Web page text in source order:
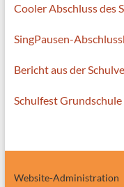
Cooler Abschluss des
SingPausen-
Bericht aus der
Schulfest
Website-Administration